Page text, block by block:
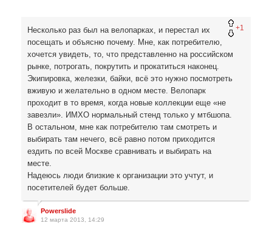
+1
Несколько раз был на велопарках, и перестал их
посещать и объясню почему. Мне, как потребителю,
хочется увидеть, то, что представленно на российском
рынке, потрогать, покрутить и прокатиться наконец.
Экипировка, железки, байки, всё это нужно посмотреть
вживую и желательно в одном месте. Велопарк
проходит в то время, когда новые коллекции еще «не
завезли». ИМХО нормальный стенд только у мтбшопа.
В остальном, мне как потребителю там смотреть и
выбирать там нечего, всё равно потом приходится
ездить по всей Москве сравнивать и выбирать на
месте.
Надеюсь люди близкие к организации это учтут, и
посетителей будет больше.
Powerslide
12 марта 2013, 14:29